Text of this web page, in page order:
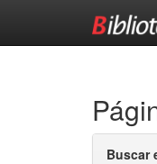
Buscar